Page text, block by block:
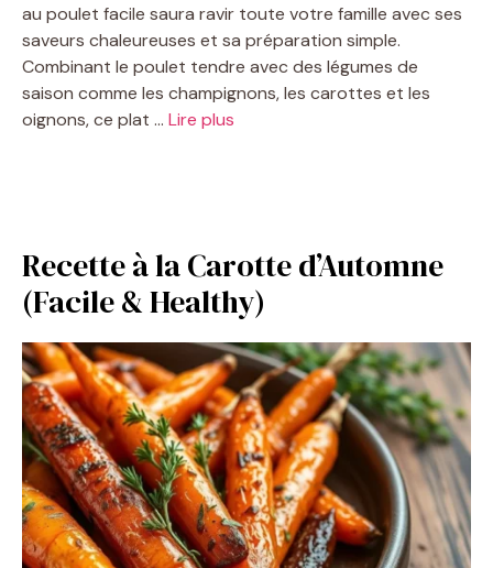
au poulet facile saura ravir toute votre famille avec ses
saveurs chaleureuses et sa préparation simple.
Combinant le poulet tendre avec des légumes de
saison comme les champignons, les carottes et les
oignons, ce plat … Lire plus
Recette à la Carotte d’Automne
(Facile & Healthy)